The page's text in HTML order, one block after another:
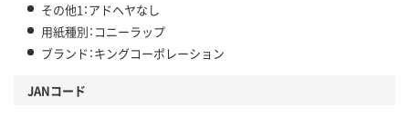
その他1：アドヘヤなし
用紙種別：コニーラップ
ブランド：キングコーポレーション
JANコード